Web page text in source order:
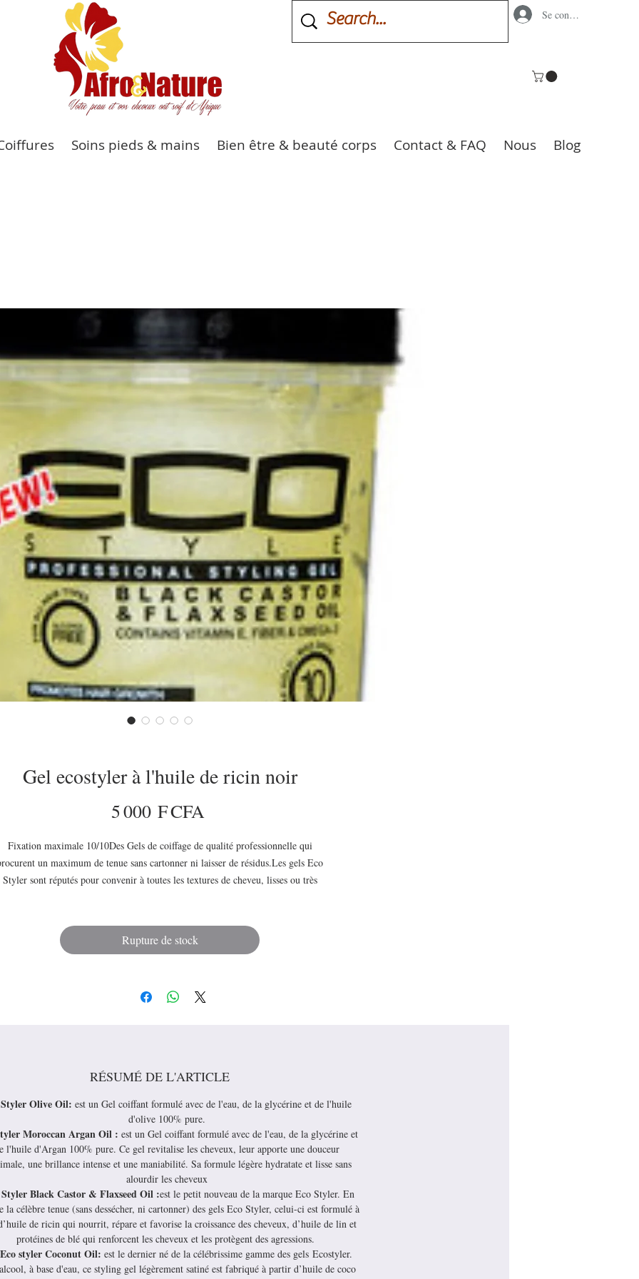
Se connecter
Soins pieds & mains Bien être & beauté corps Contact & FAQ Nous Blog
Gel ecostyler à l'huile de ricin noir
5 000 F CFA
Fixation maximale 10/10Des Gels de coiffage de qualité professionnelle qui
un maximum de tenue sans cartonner ni laisser de résidus.Les gels Eco
Styler sont réputés pour convenir à toutes les textures de cheveu, lisses ou très
Rupture de stock
RÉSUMÉ DE L'ARTICLE
Olive Oil: est un Gel coiffant formulé avec de l'eau, de la glycérine et de l'huile
d'olive 100% pure.
Moroccan Argan Oil : est un Gel coiffant formulé avec de l'eau, de la glycérine et
l'huile d'Argan 100% pure. Ce gel revitalise les cheveux, leur apporte une douceur
une brillance intense et une maniabilité. Sa formule légère hydratate et lisse sans
alourdir les cheveux
Black Castor & Flaxseed Oil :est le petit nouveau de la marque Eco Styler. En
la célèbre tenue (sans dessécher, ni cartonner) des gels Eco Styler, celui-ci est formulé à
de ricin qui nourrit, répare et favorise la croissance des cheveux, d’huile de lin et
protéines de blé qui renforcent les cheveux et les protègent des agressions.
styler Coconut Oil: est le dernier né de la célébrissime gamme des gels Ecostyler.
à base d'eau, ce styling gel légèrement satiné est fabriqué à partir d’huile de coco